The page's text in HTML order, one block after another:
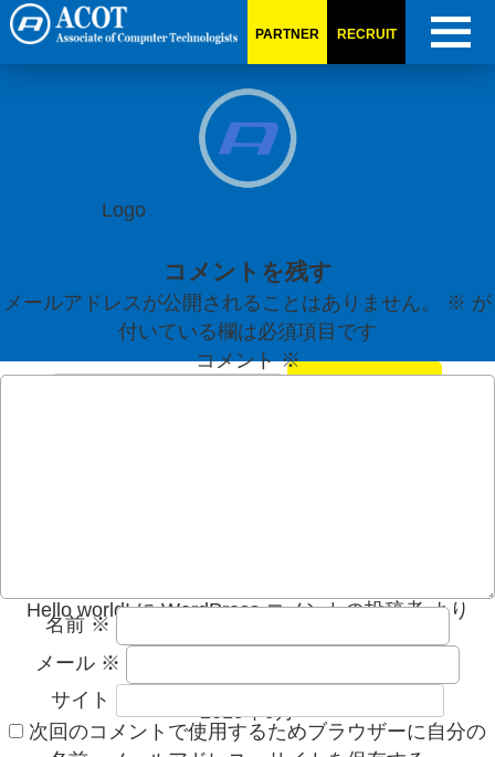
PARTNER RECRUIT
Logo
ナ
Logo
コメントを残す
メールアドレスが公開されることはありません。 ※ が
付いている欄は必須項目です
コメント※
名前 ※
メール ※
サイト
次回のコメントで使用するためブラウザーに自分の
検
Hello world!にWordPress コメントの投稿者より
アーカイブ
2019年9月